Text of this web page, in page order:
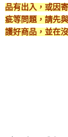
品有出入，或因
疵等問題，請先
護好商品，並在